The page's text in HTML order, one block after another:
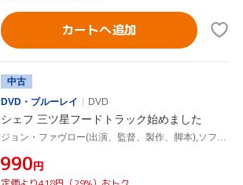
カートへ追加
中古
DVD・ブルーレイ
DVD
シェフ 三ツ星フードトラック始めました
¥990円